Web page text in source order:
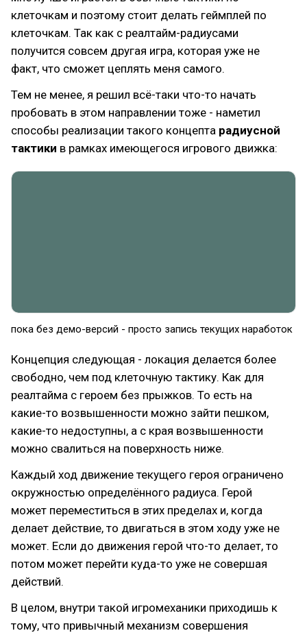
клеточкам и поэтому стоит делать геймплей по
клеточкам. Так как с реалтайм-радиусами
получится совсем другая игра, которая уже не
факт, что сможет цеплять меня самого.
Тем не менее, я решил всё-таки что-то начать
пробовать в этом направлении тоже - наметил
способы реализации такого концепта радиусной
тактики в рамках имеющегося игрового движка:
пока без демо-версий - просто запись текущих наработок
Концепция следующая - локация делается более
свободно, чем под клеточную тактику. Как для
реалтайма с героем без прыжков. То есть на
какие-то возвышенности можно зайти пешком,
какие-то недоступны, а с края возвышенности
можно свалиться на поверхность ниже.
Каждый ход движение текущего героя ограничено
окружностью определённого радиуса. Герой
может переместиться в этих пределах и, когда
делает действие, то двигаться в этом ходу уже не
может. Если до движения герой что-то делает, то
потом может перейти куда-то уже не совершая
действий.
В целом, внутри такой игромеханики приходишь к
тому, что привычный механизм совершения